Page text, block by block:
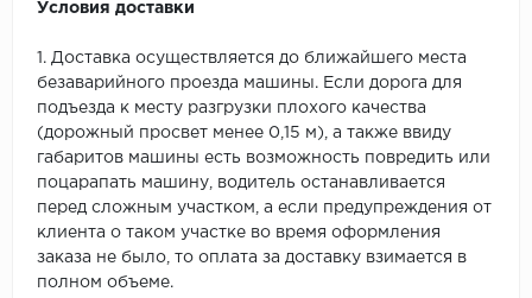
Условия доставки
1. Доставка осуществляется до ближайшего места
безаварийного проезда машины. Если дорога для
подъезда к месту разгрузки плохого качества
(дорожный просвет менее 0,15 м), а также ввиду
габаритов машины есть возможность повредить или
поцарапать машину, водитель останавливается
перед сложным участком, а если предупреждения от
клиента о таком участке во время оформления
заказа не было, то оплата за доставку взимается в
полном объеме.